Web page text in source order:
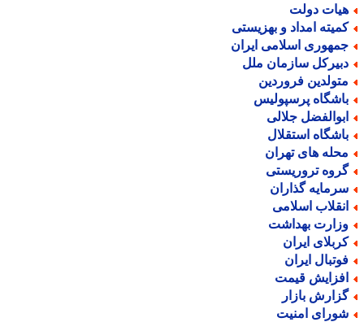
دولت
امداد و بهزیستی
اسلامی ایران
سازمان ملل
فروردین
پرسپولیس
جلالی
استقلال
های تهران
تروریستی
گذاران
اسلامی
بهداشت
ایران
ایران
قیمت
بازار
امنیت